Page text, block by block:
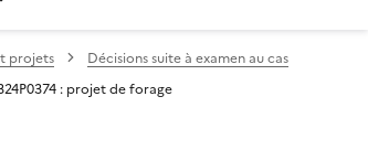
projets
Décisions suite à examen au cas
: projet de forage